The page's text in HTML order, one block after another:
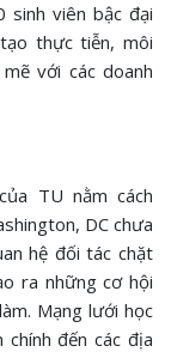
sinh viên bậc đại
thực tiễn, môi
với các doanh
TU nằm cách
DC chưa
hệ đối tác chặt
ra những cơ hội
Mạng lưới học
đến các địa